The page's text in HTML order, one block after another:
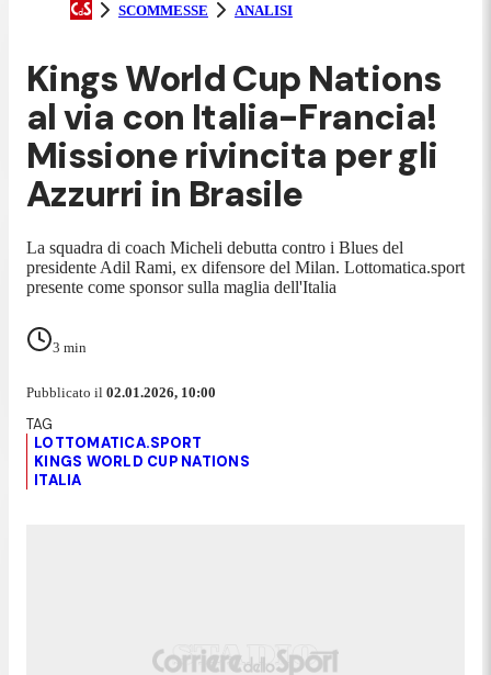
SCOMMESSE ANALISI
Kings World Cup Nations
al via con Italia-Francia!
Missione rivincita per gli
Azzurri in Brasile
La squadra di coach Micheli debutta contro i Blues del
presidente Adil Rami, ex difensore del Milan. Lottomatica.sport
presente come sponsor sulla maglia dell'Italia
3 min
Pubblicato il 02.01.2026, 10:00
LOTTOMATICA.SPORT
KINGS WORLD CUP NATIONS
ITALIA